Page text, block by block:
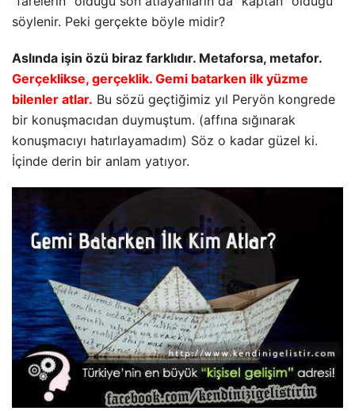
söylenir. Peki gerçekte böyle midir?
Aslında işin özü biraz farklıdır. Metaforsa, metafor.
Gerçeklikse, gerçeklik. Gemi batarken ilk yüzme
bilenler atlar. Bu sözü geçtiğimiz yıl Peryön kongrede
bir konuşmacıdan duymuştum. (affına sığınarak
konuşmacıyı hatırlayamadım) Söz o kadar güzel ki.
İçinde derin bir anlam yatıyor.